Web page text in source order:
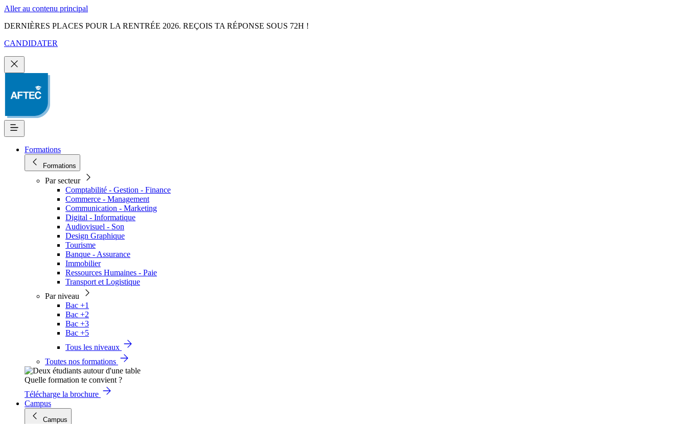
Aller au contenu principal
DERNIÈRES PLACES POUR LA RENTRÉE 2026. REÇOIS TA RÉPONSE SOUS 72H !
CANDIDATER
Formations
Formations
Par secteur
Comptabilité - Gestion - Finance
Commerce - Management
Communication - Marketing
Digital - Informatique
Audiovisuel - Son
Design Graphique
Tourisme
Banque - Assurance
Immobilier
Ressources Humaines - Paie
Transport et Logistique
Par niveau
Bac +1
Bac +2
Bac +3
Bac +5
Tous les niveaux
Toutes nos formations
Quelle formation te convient ?
Télécharge la brochure
Campus
Campus